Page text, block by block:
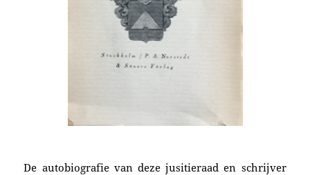
De autobiografie van deze jusitieraad en schrijver